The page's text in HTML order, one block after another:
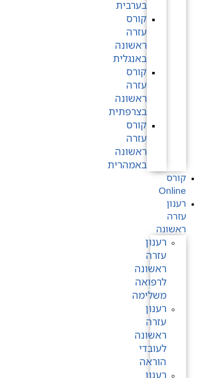
בערבית
קורס
עזרה
ראשונה
באנגלית
קורס
עזרה
ראשונה
בצרפתית
קורס
עזרה
ראשונה
באמהרית
קורס
Online
רענון
עזרה
ראשונה
רענון
עזרה
ראשונה
לרפואה
משלימה
רענון
עזרה
ראשונה
לעובדי
הוראה
רענון